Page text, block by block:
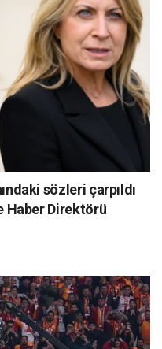
sözleri çarpıldı
Haber Direktörü